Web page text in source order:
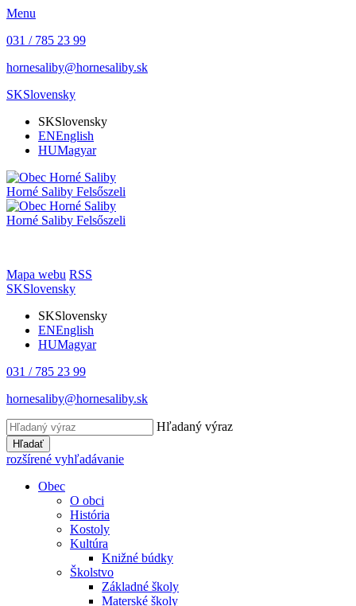
Menu
031 / 785 23 99
hornesaliby@hornesaliby.sk
SKSlovensky
SKSlovensky
ENEnglish
HUMagyar
Horné Saliby Felsőszeli
Horné Saliby Felsőszeli
Mapa webu RSS
SKSlovensky
SKSlovensky
ENEnglish
HUMagyar
031 / 785 23 99
hornesaliby@hornesaliby.sk
Hľadaný výraz
Hľadať
rozšírené vyhľadávanie
Obec
O obci
História
Kostoly
Kultúra
Knižné búdky
Školstvo
Základné školy
Materské školy